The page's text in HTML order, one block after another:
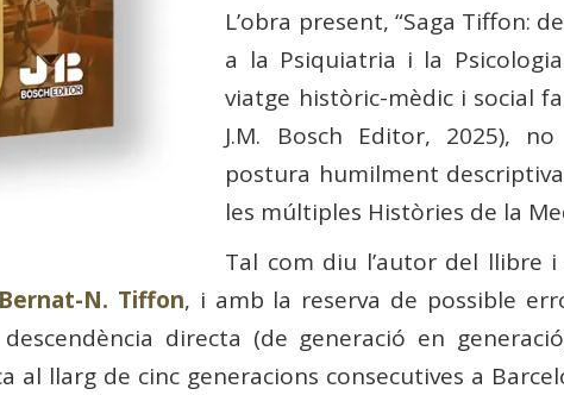
L’obra present, “Saga Tiffon:
a la Psiquiatria i la
viatge històric-mèdic i social
J.M. Bosch Editor, 2025),
postura humilment
les múltiples Històries de la
Tal com diu l’autor del llibre i
N. Tiffon, i amb la reserva de possible
directa (de generació en
al llarg de cinc generacions consecutives a